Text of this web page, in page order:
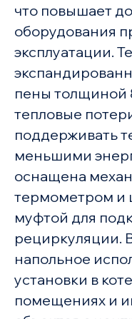
что повышает
оборудования
эксплуатации.
пены толщиной
тепловые
поддерживать
меньшими
оснащена
термометром и
муфтой для
рециркуляции.
напольное
установки в
помещениях и